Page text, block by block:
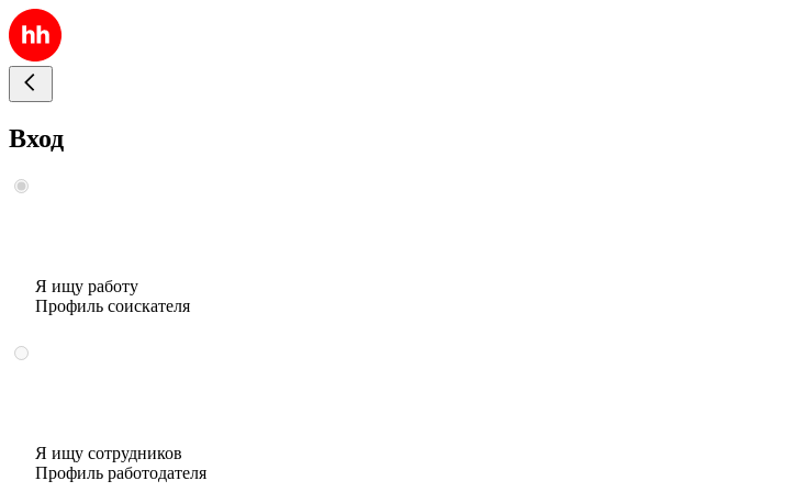
Вход
Я ищу работу
Профиль соискателя
Я ищу сотрудников
Профиль работодателя